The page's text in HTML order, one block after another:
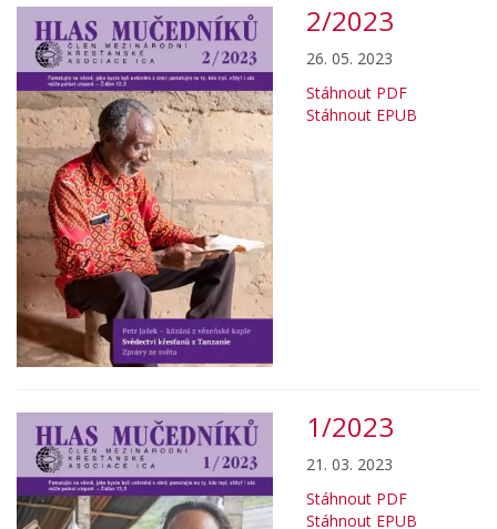
2/2023
26. 05. 2023
Stáhnout PDF
Stáhnout EPUB
1/2023
21. 03. 2023
Stáhnout PDF
Stáhnout EPUB